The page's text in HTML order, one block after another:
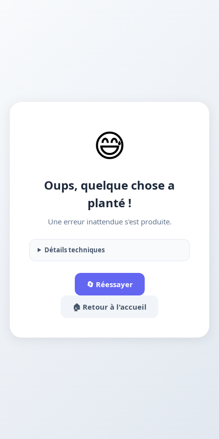
😅
Oups, quelque chose a
planté !
Une erreur inattendue s'est produite.
Détails techniques
🔄 Réessayer
🏠 Retour à l'accueil